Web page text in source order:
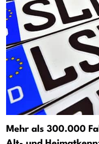
Mehr als 300.000